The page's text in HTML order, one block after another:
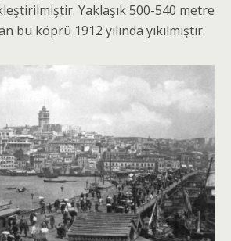
Yaklaşık 500-540 metre
bu köprü 1912 yılında yıkılmıştır.